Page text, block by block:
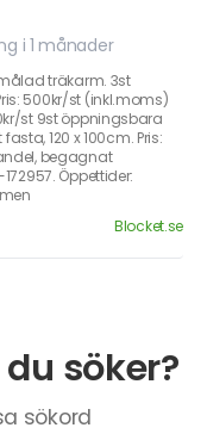
i 1 månader
träkarm. 3st
500kr/st (inkl.moms)
st 9st öppningsbara
120 x 100cm. Pris:
begagnat
Öppettider:
Blocket.se
söker?
sökord